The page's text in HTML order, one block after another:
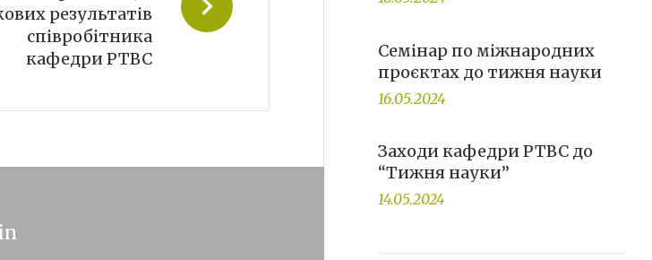
результатів
співробітника
кафедри РТВС
Семінар по міжнародних
проєктах до тижня науки
16.05.2024
Заходи кафедри РТВС до
“Тижня науки”
14.05.2024